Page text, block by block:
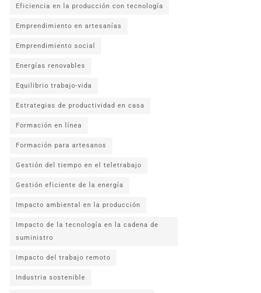
Eficiencia en la producción con tecnología
Emprendimiento en artesanías
Emprendimiento social
Energías renovables
Equilibrio trabajo-vida
Estrategias de productividad en casa
Formación en línea
Formación para artesanos
Gestión del tiempo en el teletrabajo
Gestión eficiente de la energía
Impacto ambiental en la producción
Impacto de la tecnología en la cadena de
suministro
Impacto del trabajo remoto
Industria sostenible